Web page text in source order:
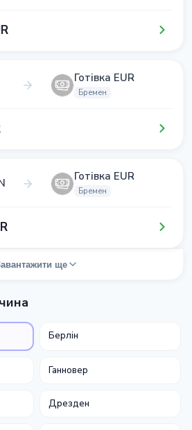
Готівка EUR
Бремен
Готівка EUR
Бремен
ще
Берлін
Ганновер
Дрезден